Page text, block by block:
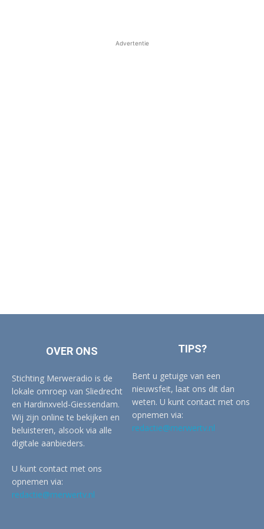
Advertentie
OVER ONS
Stichting Merweradio is de
lokale omroep van Sliedrecht
en Hardinxveld-Giessendam.
Wij zijn online te bekijken en
beluisteren, alsook via alle
digitale aanbieders.
U kunt contact met ons
opnemen via:
redactie@merwertv.nl
TIPS?
Bent u getuige van een
nieuwsfeit, laat ons dit dan
weten. U kunt contact met ons
opnemen via:
redactie@merwertv.nl